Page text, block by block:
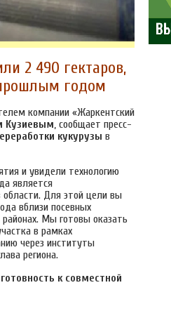
2 490 гектаров,
годом
компании «Жаркентский
Кузиевым , сообщает пресс-
кукурузы в
и увидели технологию
является
области. Для этой цели вы
вблизи посевных
Мы готовы оказать
в рамках
через институты
региона.
готовность к совместной